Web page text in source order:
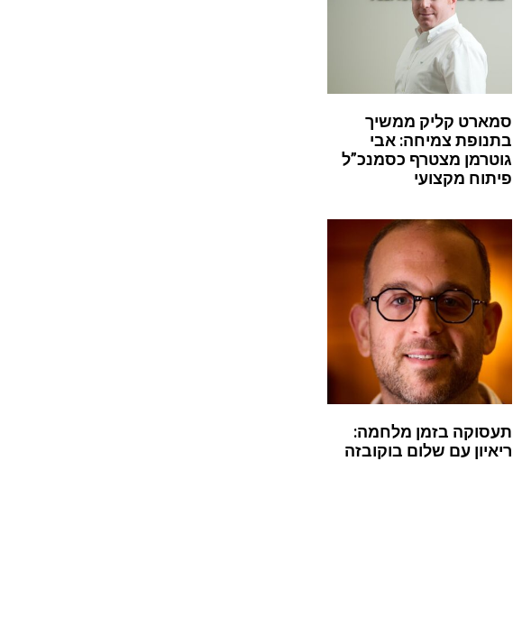
סמארט קליק ממשיך
בתנופת צמיחה: אבי
גוטרמן מצטרף כסמנכ”ל
פיתוח מקצועי
תעסוקה בזמן מלחמה:
ריאיון עם שלום בוקובזה